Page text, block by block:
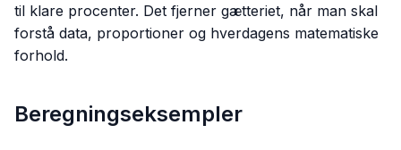
til klare procenter. Det fjerner gætteriet, når man skal
forstå data, proportioner og hverdagens matematiske
forhold.
Beregningseksempler